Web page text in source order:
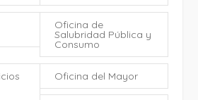
Oficina de
Salubridad Pública y
Consumo
Oficina del Mayor